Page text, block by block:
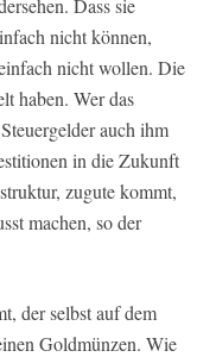
Dass sie
nicht können,
nicht wollen. Die
haben. Wer das
auch ihm
in die Zukunft
zugute kommt,
machen, so der
der selbst auf dem
Goldmünzen. Wie